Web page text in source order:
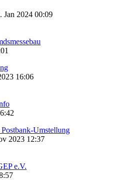
Jan 2024 00:09
16:06
Umstellung
2023 12:37
e.V.